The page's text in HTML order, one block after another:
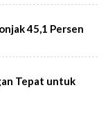
45,1 Persen
Tepat untuk